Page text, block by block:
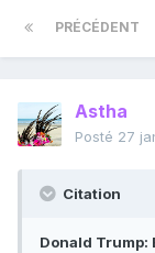
PRÉCÉDENT
Astha
Posté 27
Citation
Donald